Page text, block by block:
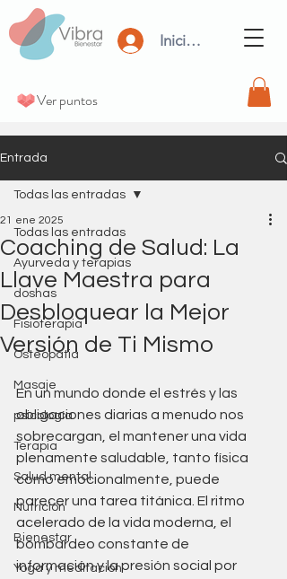
Iniciar Sesión
Ver puntos
Entrada
Todas las entradas
Ayurveda y terapias
doshas
Fisioterapia
Osteopatia
Masaje
psicología
Terapia
Salud mental
Nutrición
Bienestar
Yoga y meditación
Todas las entradas
Coaching de Salud: La
Llave Maestra para
Desbloquear la Mejor
Versión de Ti Mismo
21 ene 2025
En un mundo donde el estrés y las
obligaciones diarias a menudo nos
sobrecargan, el mantener una vida
plenamente saludable, tanto física
como emocionalmente, puede
parecer una tarea titánica. El ritmo
acelerado de la vida moderna, el
bombardeo constante de
información y la presión social por